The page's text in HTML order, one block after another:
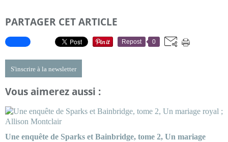
PARTAGER CET ARTICLE
Repost 0
S'inscrire à la newsletter
Vous aimerez aussi :
Une enquête de Sparks et Bainbridge, tome 2, Un mariage